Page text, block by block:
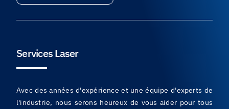
Services Laser
Avec des années d'expérience et une équipe d'experts de
l'industrie, nous serons heureux de vous aider pour tous